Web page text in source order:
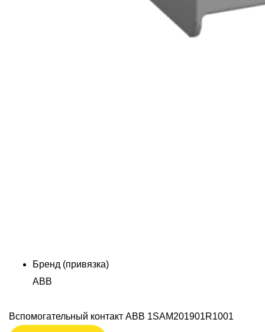
Бренд (привязка)
ABB
Вспомогательный контакт ABB 1SAM201901R1001